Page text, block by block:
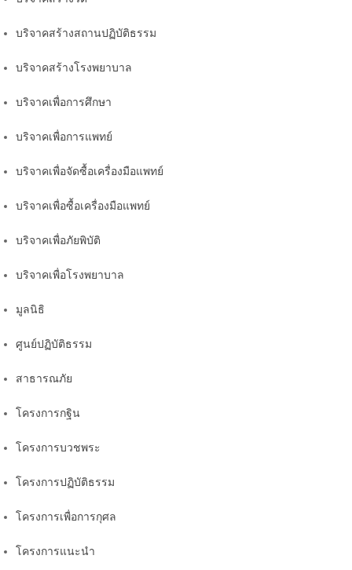
บริจาคสร้างสถานปฏิบัติธรรม
บริจาคสร้างโรงพยาบาล
บริจาคเพื่อการศึกษา
บริจาคเพื่อการแพทย์
บริจาคเพื่อจัดซื้อเครื่องมือแพทย์
บริจาคเพื่อซื้อเครื่องมือแพทย์
บริจาคเพื่อภัยพิบัติ
บริจาคเพื่อโรงพยาบาล
มูลนิธิ
ศูนย์ปฏิบัติธรรม
สาธารณภัย
โครงการกฐิน
โครงการบวชพระ
โครงการปฏิบัติธรรม
โครงการเพื่อการกุศล
โครงการแนะนำ